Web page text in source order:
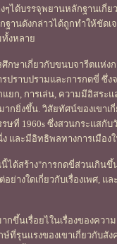
ๆได้บรรจุพยานหลักฐานเ
ฐานดังกล่าวได้ถูกทำให้ชัด
งหลาย
กษาเกี่ยวกับขนบจารีตแห่
ปราบปรามและการกดขี่ ซึ่
ก, การเล่น, ความมีอิสระแ
กยิ่งขึ้น. วิสัยทัศน์ของเขาเ
ษที่ 1960s ซึ่งสวนกระแส
ละมีอิทธิพลทางการเมืองใ
ได้สร้าง"การกดขี่ส่วนเกิน
ย่างใดเกี่ยวกับเรื่องเพศ,
ขึ้นเรื่อยไในเรื่องของควา
ที่รุนแรงของเขาเกี่ยวกับสั